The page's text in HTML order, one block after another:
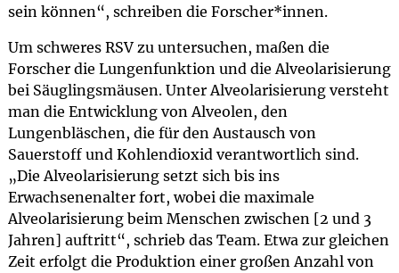
sein können“, schreiben die Forscher*innen.
Um schweres RSV zu untersuchen, maßen die
Forscher die Lungenfunktion und die Alveolarisierung
bei Säuglingsmäusen. Unter Alveolarisierung versteht
man die Entwicklung von Alveolen, den
Lungenbläschen, die für den Austausch von
Sauerstoff und Kohlendioxid verantwortlich sind.
„Die Alveolarisierung setzt sich bis ins
Erwachsenenalter fort, wobei die maximale
Alveolarisierung beim Menschen zwischen [2 und 3
Jahren] auftritt“, schrieb das Team. Etwa zur gleichen
Zeit erfolgt die Produktion einer großen Anzahl von